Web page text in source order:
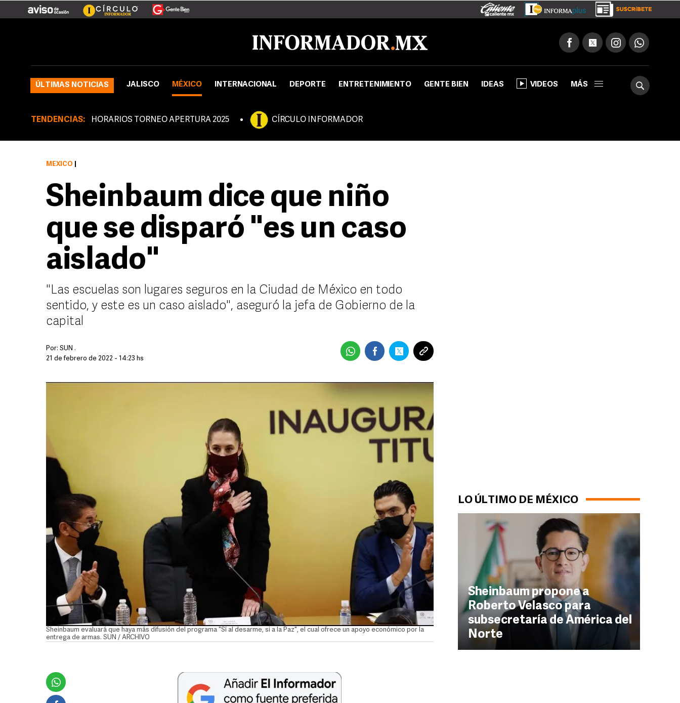
ÚLTIMAS NOTICIAS JALISCO MÉXICO INTERNACIONAL DEPORTE ENTRETENIMIENTO GENTE BIEN IDEAS VIDEOS MÁS
TENDENCIAS: HORARIOS TORNEO APERTURA 2025 CÍRCULO INFORMADOR
LO ÚLTIMO DE MÉXICO
Sheinbaum propone a
Roberto Velasco para
subsecretaría de América del
Norte
MÉXICO
Sheinbaum dice que niño
que se disparó "es un caso
aislado"
"Las escuelas son lugares seguros en la Ciudad de México en todo
sentido, y este es un caso aislado", aseguró la jefa de Gobierno de la
capital
Por: SUN .
21 de febrero de 2022 - 14:23 hs
Sheinbaum evaluará que haya más difusión del programa "Sí al desarme, si a la Paz", el cual ofrece un apoyo económico por la
entrega de armas. SUN / ARCHIVO